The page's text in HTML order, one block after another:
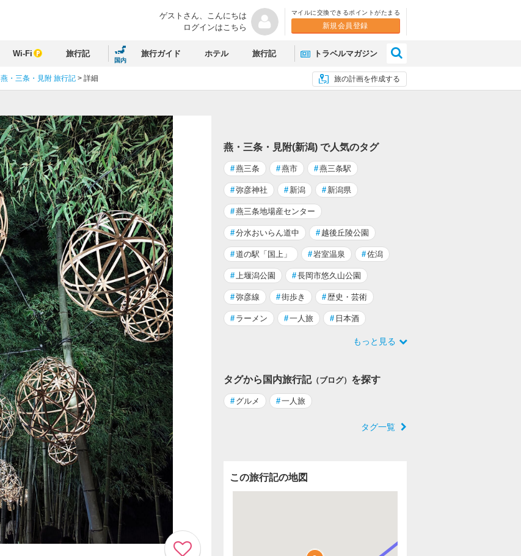
ゲストさん、 こんにちは
ログインはこちら
マイルに交換できるポイントがたまる
新規会員登録
Wi-Fi 旅行記
国内
旅行ガイド ホテル 旅行記 トラベルマガジン
旅の計画を作成する
燕・三条・見附 旅行記 > 詳細
燕・三条・見附(新潟) で人気のタグ
#燕三条 #燕市 #燕三条駅
#弥彦神社 # 新潟 # 新潟県
#燕三条地場産センター
#分水おいらん道中 # 越後丘陵公園
#道の駅「国上」 #岩室温泉 #佐潟
#上堰潟公園 #長岡市悠久山公園
#弥彦線 #街歩き # 歴史・芸術
# ラーメン #一人旅 # 日本酒
もっと見る
タグから国内旅行記（ブログ） を探す
# グルメ #一人旅
タグ一覧
この旅行記の地図